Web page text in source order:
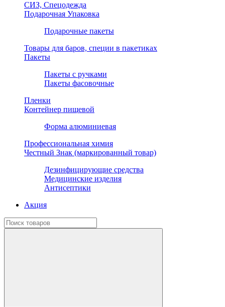
СИЗ, Спецодежда
Подарочная Упаковка
Подарочные пакеты
Товары для баров, специи в пакетиках
Пакеты
Пакеты с ручками
Пакеты фасовочные
Пленки
Контейнер пищевой
Форма алюминиевая
Профессиональная химия
Честный Знак (маркированный товар)
Дезинфицирующие средства
Медицинские изделия
Антисептики
Акция